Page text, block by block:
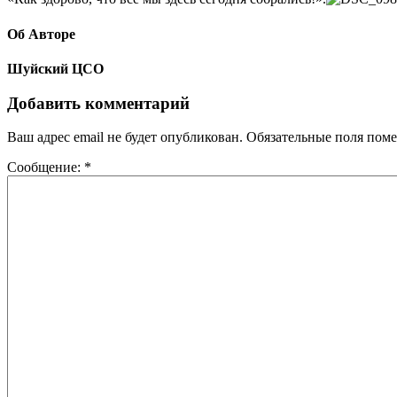
Об Авторе
Шуйский ЦСО
Добавить комментарий
Ваш адрес email не будет опубликован. Обязательные поля
Сообщение: *